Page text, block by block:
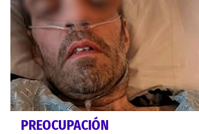
PREOCUPACIÓN